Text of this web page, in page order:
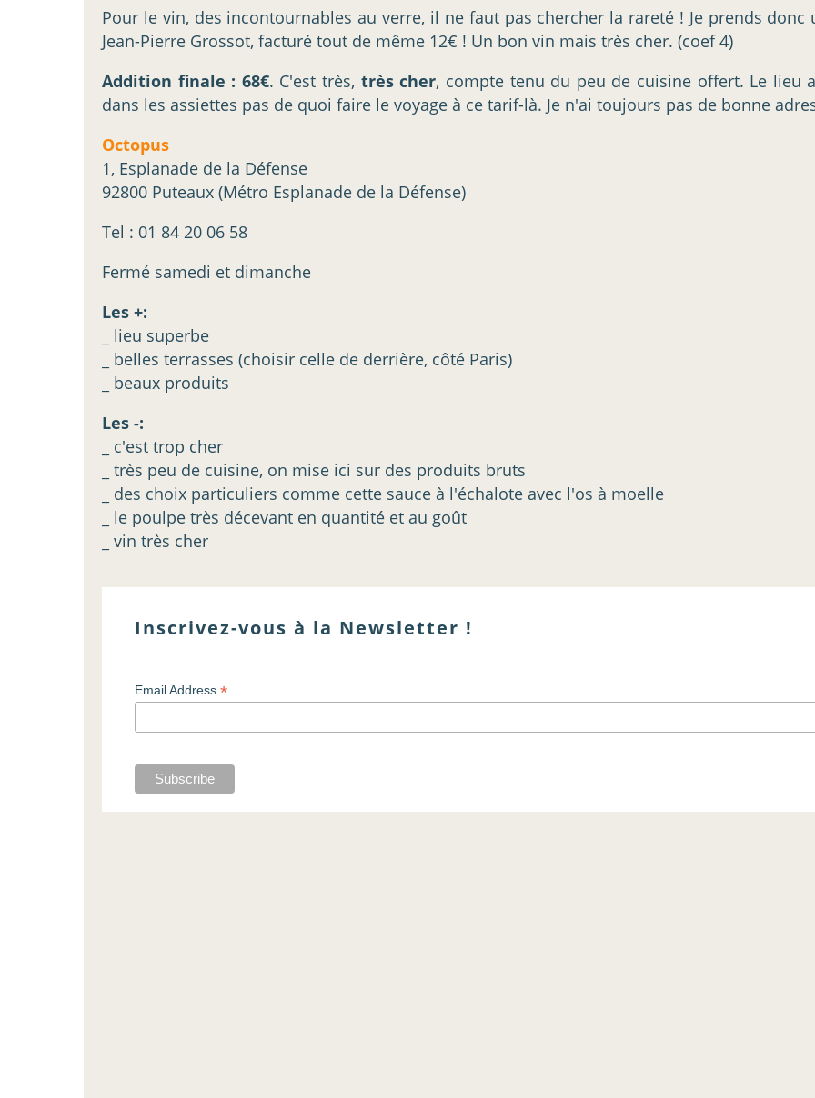
Pour le vin, des incontournables au verre, il ne faut pas chercher la rareté ! Je prends
Jean-Pierre Grossot, facturé tout de même 12€ ! Un bon vin mais très cher. (coef 4)
Addition finale : 68€. C'est très, très cher, compte tenu du peu de cuisine offert. Le lieu
dans les assiettes pas de quoi faire le voyage à ce tarif-là. Je n'ai toujours pas de bonne
Octopus
1, Esplanade de la Défense
92800 Puteaux (Métro Esplanade de la Défense)
Tel : 01 84 20 06 58
Fermé samedi et dimanche
Les +:
_ lieu superbe
_ belles terrasses (choisir celle de derrière, côté Paris)
_ beaux produits
Les -:
_ c'est trop cher
_ très peu de cuisine, on mise ici sur des produits bruts
_ des choix particuliers comme cette sauce à l'échalote avec l'os à moelle
_ le poulpe très décevant en quantité et au goût
_ vin très cher
Inscrivez-vous à la Newsletter !
Email Address*